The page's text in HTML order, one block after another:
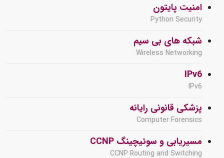
امنیت پایتون
Python Security
شبکه های بی سیم
Wireless Networking
IPv6
IPv6
پزشکی قانونی رایانه
Computer Forensics
مسیریابی و سوئیچینگ CCNP
CCNP Routing and Switching